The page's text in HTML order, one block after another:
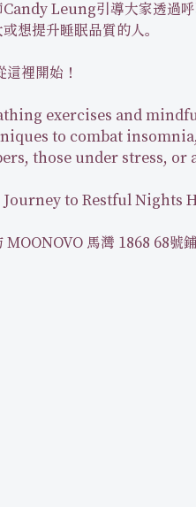
Candy Leung引導大家透過
想提升睡眠品質的人。
這裡開始！
exercises and
to combat
those under stress, or
Journey to Restful Nights
MOONOVO 馬灣 1868 68號鋪